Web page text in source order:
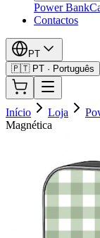
Power Bank
Contactos
PT
🇵🇹 PT · Português
Início Loja
Magnética